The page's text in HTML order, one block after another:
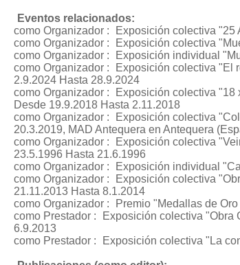
Eventos relacionados:
como Organizador :
Exposición colectiva "25
como Organizador :
Exposición colectiva
como Organizador :
Exposición individual
como Organizador :
Exposición colectiva "El
2.9.2024 Hasta 28.9.2024
como Organizador :
Exposición colectiva
Desde 19.9.2018 Hasta 2.11.2018
como Organizador :
Exposición colectiva
20.3.2019, MAD Antequera en Antequera
como Organizador :
Exposición colectiva
23.5.1996 Hasta 21.6.1996
como Organizador :
Exposición individual
como Organizador :
Exposición colectiva
21.11.2013 Hasta 8.1.2014
como Organizador :
Premio "Medallas de
como Prestador :
Exposición colectiva "Obra
6.9.2013
como Prestador :
Exposición colectiva "La